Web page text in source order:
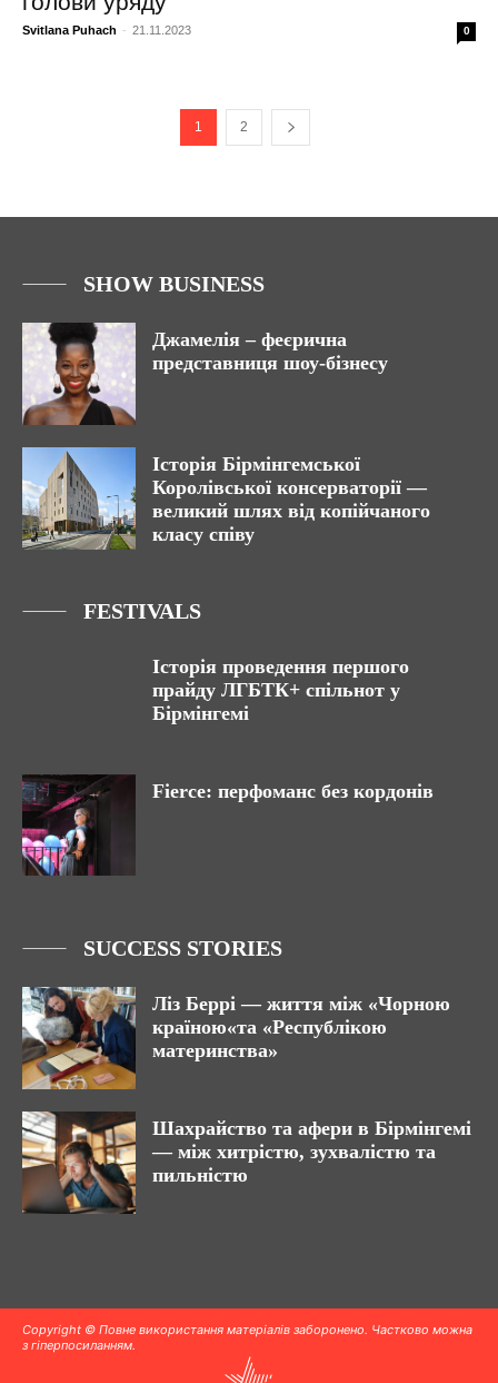
Svitlana Puhach - 21.11.2023 0
1 2
SHOW BUSINESS
Джамелія – феєрична
представниця шоу-бізнесу
Історія Бірмінгемської
Королівської консерваторії —
великий шлях від копійчаного
класу співу
FESTIVALS
Історія проведення першого
прайду ЛГБТК+ спільнот у
Бірмінгемі
Fierce: перфоманс без кордонів
SUCCESS STORIES
Ліз Беррі — життя між «Чорною
країною«та «Республікою
материнства»
Шахрайство та афери в Бірмінгемі
— між хитрістю, зухвалістю та
пильністю
Copyright © Повне використання матеріалів заборонено. Частково можна
з гіперпосиланням.